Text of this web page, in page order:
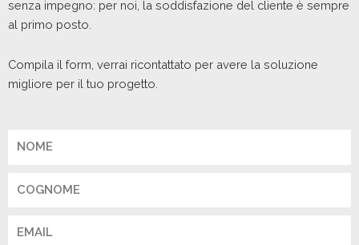
senza impegno: per noi, la soddisfazione del cliente è sempre
al primo posto.
Compila il form, verrai ricontattato per avere la soluzione
migliore per il tuo progetto.